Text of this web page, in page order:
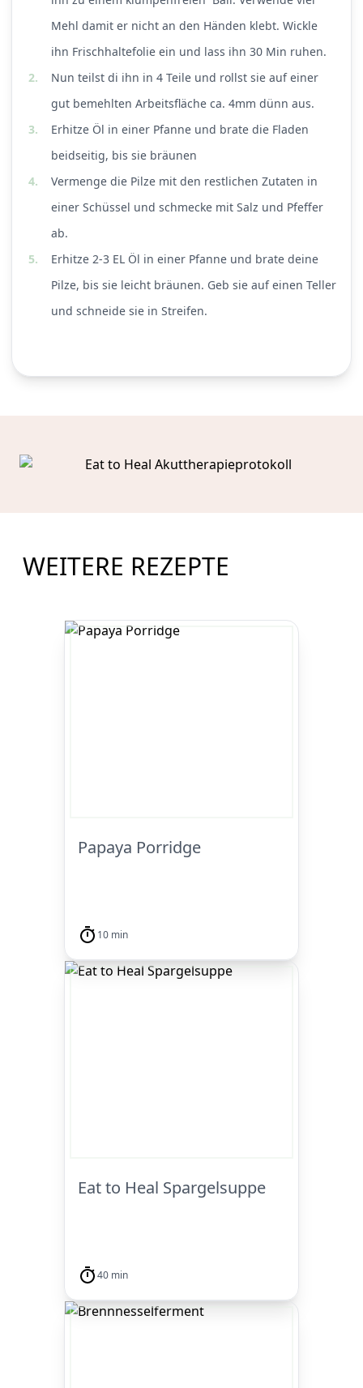
Mehl damit er nicht an den Händen klebt. Wickle
ihn Frischhaltefolie ein und lass ihn 30 Min ruhen.
2.
Nun teilst di ihn in 4 Teile und rollst sie auf einer
gut bemehlten Arbeitsfläche ca. 4mm dünn aus.
3.
Erhitze Öl in einer Pfanne und brate die Fladen
beidseitig, bis sie bräunen
4.
Vermenge die Pilze mit den restlichen Zutaten in
einer Schüssel und schmecke mit Salz und Pfeffer
ab.
5.
Erhitze 2-3 EL Öl in einer Pfanne und brate deine
Pilze, bis sie leicht bräunen. Geb sie auf einen Teller
und schneide sie in Streifen.
WEITERE REZEPTE
Papaya Porridge
10 min
Eat to Heal Spargelsuppe
40 min